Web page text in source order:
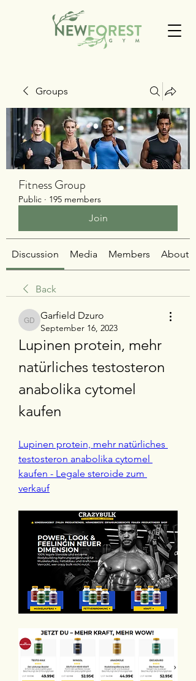
Groups
Fitness Group
Public · 195 members
Join
Discussion Media Members About
Back
Garfield Dzuro
Garfield Dzuro
September 16, 2023
Lupinen protein, mehr
natürliches testosteron
anabolika cytomel
kaufen
Lupinen protein, mehr natürliches
testosteron anabolika cytomel
kaufen - Legale steroide zum
verkauf